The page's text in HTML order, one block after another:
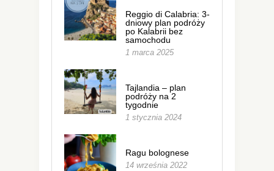
Reggio di Calabria: 3-
dniowy plan podróży
po Kalabrii bez
samochodu
1 marca 2025
Tajlandia – plan
podróży na 2
tygodnie
1 stycznia 2024
Ragu bolognese
14 września 2022